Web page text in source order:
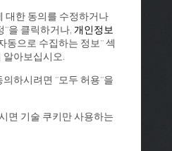
대한 동의를 수정하거나
"을 클릭하거나, 개인정보
동으로 수집하는 정보" 섹
알아보십시오.
하시려면 "모두 허용"을
면 기술 쿠키만 사용하는